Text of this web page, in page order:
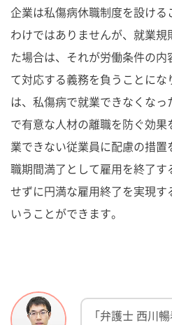
企業は私傷病休職制度を設け
わけではありませんが、就業
た場合は、それが労働条件の
て対応する義務を負うことに
は、私傷病で就業できなくな
で有意な人材の離職を防ぐ効
業できない従業員に配慮の措
職期間満了として雇用を終了
せずに円満な雇用終了を実現す
いうことができます。
「弁護士 西川